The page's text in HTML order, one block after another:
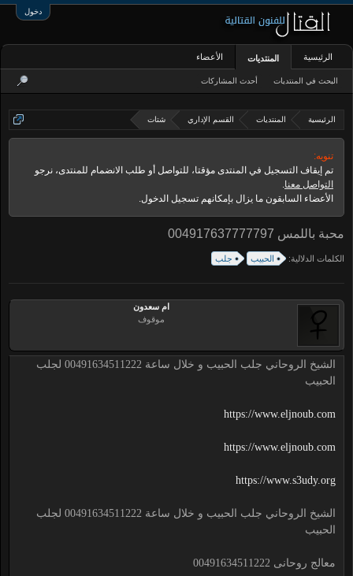
دخول
الرئيسية المنتديات القسم الإداري شتات
تنويه:
تم إيقاف التسجيل في المنتدى مؤقتا، للتواصل أو طلب الانضمام للمنتدى، نرجو
التواصل معنا.
الأعضاء السابقون ما يزال بإمكانهم تسجيل الدخول.
محبة باللمس 004917637777797
الكلمات الدلالية: الحبيب جلب
ام سعدون
موقوف
الشيخ الروحاني جلب الحبيب و خلال ساعة 00491634511222 لجلب
الحبيب
https://www.eljnoub.com
https://www.eljnoub.com
https://www.s3udy.org
الشيخ الروحاني جلب الحبيب و خلال ساعة 00491634511222 لجلب
الحبيب
معالج روحانى 00491634511222
الرئيسية المنتديات
البحث في المنتديات أحدث المشاركات
الأعضاء